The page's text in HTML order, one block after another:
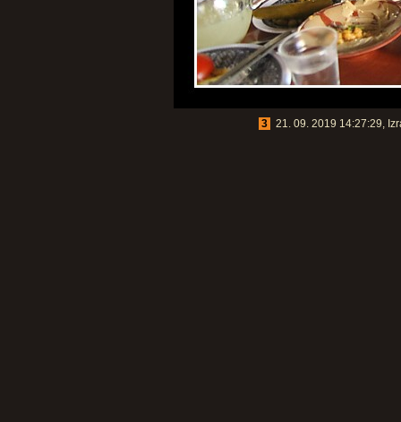
3 21. 09. 2019 14:27:29,